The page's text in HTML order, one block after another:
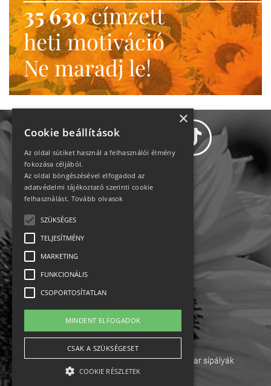
35 630címzett
heti motiváció
Ne maradj le!
Adatvédelem
Impresszum-kapcsolat
English
Ebike Osztrák sípályák Magyar sípályák
×
Cookie beállítások
Az oldal sütiket használ a felhasználói élmény
fokozása céljából.
Az oldal böngészésével elfogadod az
adatvédelmi tájékoztató szerinti cookie
felhasználást. Tovább olvasok
SZÜKSÉGES
TELJESÍTMÉNY
MARKETING
FUNKCIONÁLIS
CSOPORTOSÍTATLAN
MINDENT ELFOGADOK
CSAK A SZÜKSÉGESET
COOKIE RÉSZLETEK